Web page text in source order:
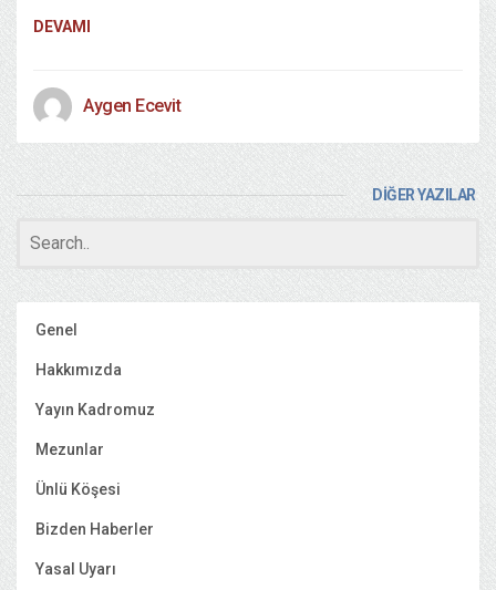
DEVAMI
Aygen Ecevit
DİĞER YAZILAR
Genel
Hakkımızda
Yayın Kadromuz
Mezunlar
Ünlü Köşesi
Bizden Haberler
Yasal Uyarı